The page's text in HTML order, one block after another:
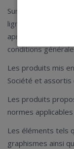
Sur le Site, La
ligne des produits
après « le (ou les)
conditions
Les produits mis
Société et assortis
Les produits
normes
Les éléments tels
graphismes ainsi